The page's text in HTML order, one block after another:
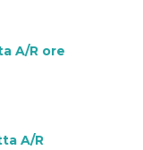
A/R ore
A/R